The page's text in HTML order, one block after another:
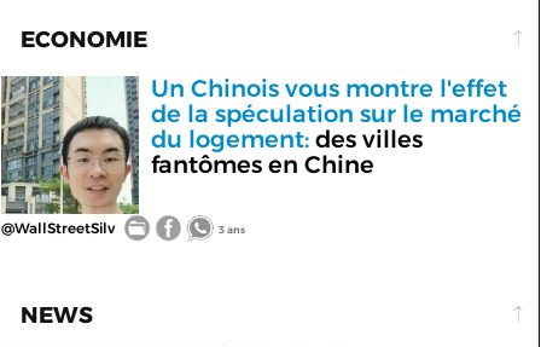
ECONOMIE
Un Chinois vous montre l'effet
de la spéculation sur le marché
du logement:des villes
fantômes en Chine
@WallStreetSilv 3 ans
NEWS